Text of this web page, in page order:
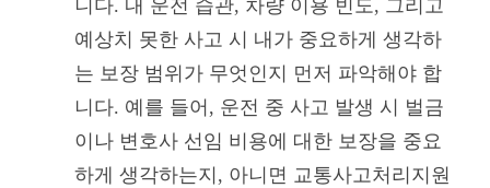
니다. 내 운전 습관, 차량 이용 빈도, 그리고
예상치 못한 사고 시 내가 중요하게 생각하
는 보장 범위가 무엇인지 먼저 파악해야 합
니다. 예를 들어, 운전 중 사고 발생 시 벌금
이나 변호사 선임 비용에 대한 보장을 중요
하게 생각하는지, 아니면 교통사고처리지원